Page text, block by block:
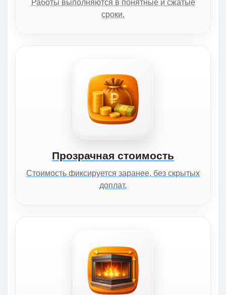
Работы выполняются в понятные и сжатые
сроки.
Прозрачная стоимость
Стоимость фиксируется заранее, без скрытых
доплат.